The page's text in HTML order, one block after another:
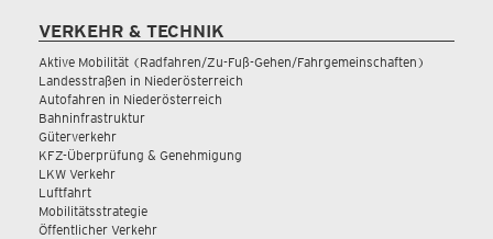
VERKEHR & TECHNIK
Aktive Mobilität (Radfahren/Zu-Fuß-Gehen/Fahrgemeinschaften)
Landesstraßen in Niederösterreich
Autofahren in Niederösterreich
Bahninfrastruktur
Güterverkehr
KFZ-Überprüfung & Genehmigung
LKW Verkehr
Luftfahrt
Mobilitätsstrategie
Öffentlicher Verkehr